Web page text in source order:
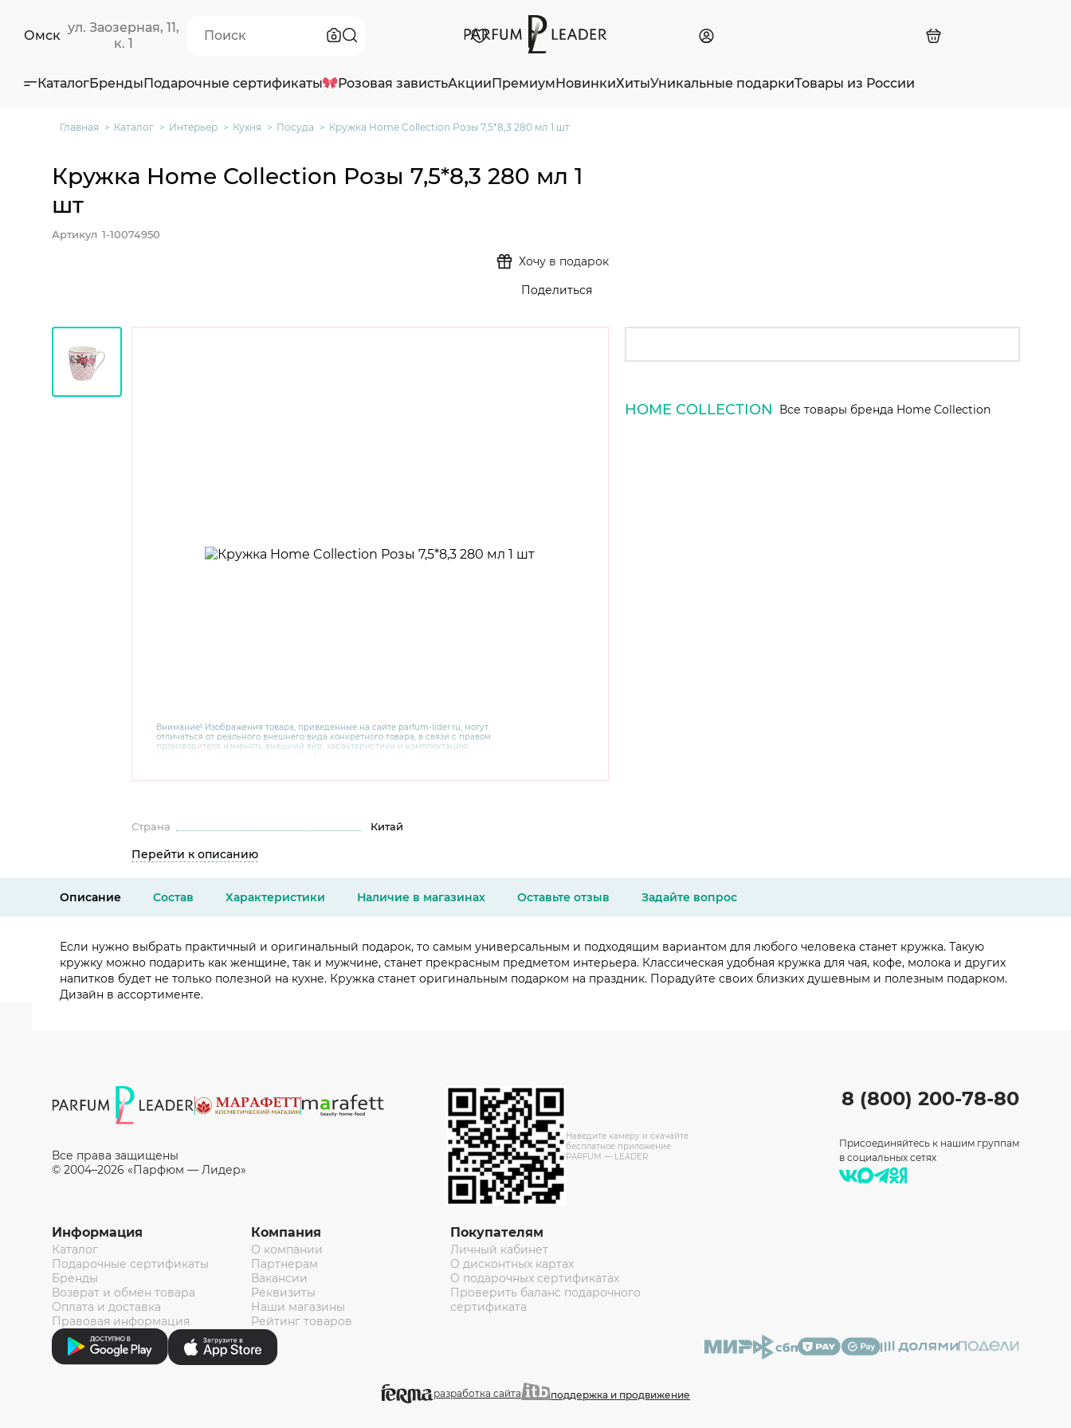
Омск
ул. Заозерная, 11,
к. 1
КаталогБрендыПодарочные сертификаты Розовая завистьАкцииПремиумНовинкиХитыУникальные подаркиТовары из России
Главная Каталог Интерьер Кухня Посуда Кружка Home Collection Розы 7,5*8,3 280 мл 1 шт
Внимание! Изображения товара, приведенные на сайте parfum-lider.ru, могут
отличаться от реального внешнего вида конкретного товара, в связи с правом
производителя изменять внешний вид, характеристики и комплектацию
консультантов по номеру 8 800 200 78 80.
Кружка Home Collection Розы 7,5*8,3 280 мл 1
шт
Артикул 1-10074950
Хочу в подарок
Поделиться
Страна Китай
Перейти к описанию
HOME COLLECTION Все товары бренда Home Collection
Описание Состав Характеристики Наличие в магазинах Оставьте отзыв Задайте вопрос
Если нужно выбрать практичный и оригинальный подарок, то самым универсальным и подходящим вариантом для любого человека станет кружка. Такую
кружку можно подарить как женщине, так и мужчине, станет прекрасным предметом интерьера. Классическая удобная кружка для чая, кофе, молока и других
напитков будет не только полезной на кухне. Кружка станет оригинальным подарком на праздник. Порадуйте своих близких душевным и полезным подарком.
Дизайн в ассортименте.
Все права защищены
© 2004–2026 «Парфюм — Лидер»
Наведите камеру и скачайте
бесплатное приложение
PARFUM — LEADER
Информация
Каталог
Подарочные сертификаты
Бренды
Возврат и обмен товара
Оплата и доставка
Правовая информация
Компания
О компании
Партнерам
Вакансии
Реквизиты
Наши магазины
Рейтинг товаров
Покупателям
Личный кабинет
О дисконтных картах
О подарочных сертификатах
Проверить баланс подарочного
сертификата
8 (800) 200-78-80
Присоединяйтесь к нашим группам
в социальных сетях
разработка сайта поддержка и продвижение